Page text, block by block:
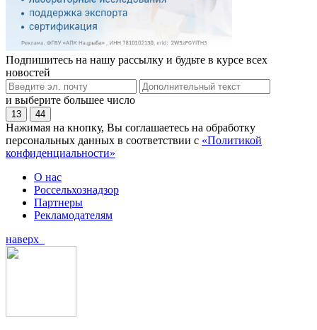
Подпишитесь на нашу рассылку и будьте в курсе всех
новостей
и выберите большее число
13 44
Нажимая на кнопку, Вы соглашаетесь на обработку
персональных данных в соответствии с «Политикой
конфиденциальности»
О нас
Россельхознадзор
Партнеры
Рекламодателям
наверх